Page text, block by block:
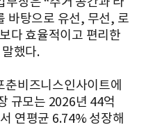
바탕으로 유선, 무선, 로
다 효율적이고 편리한
했다.
비즈니스인사이트에
규모는 2026년 44억
연평균 6.74% 성장해